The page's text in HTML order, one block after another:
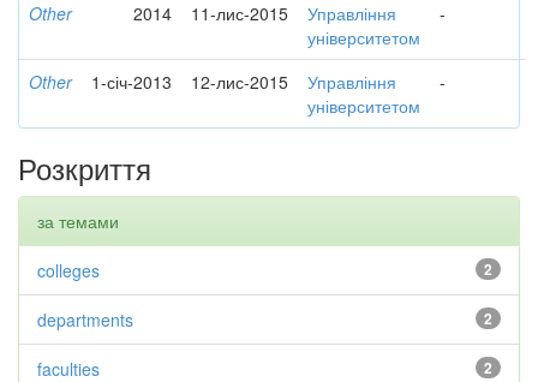
Other 2014 11-лис-2015
Управління
університетом
-
Other 1-січ-2013 12-лис-2015
Управління
університетом
-
Розкриття
за темами
2
colleges
2
departments
2
faculties